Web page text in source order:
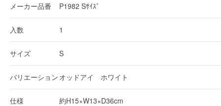
メーカー品番 P1982 Sｻｲｽﾞ
入数 1
サイズ S
バリエーション オッドアイ ホワイト
仕様 約H15×W13×D36cm